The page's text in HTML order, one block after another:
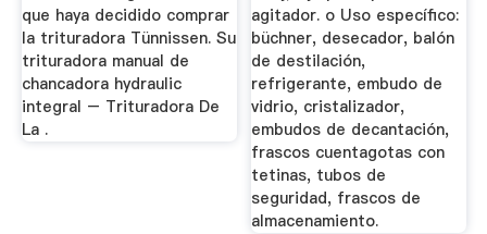
que haya decidido comprar
la trituradora Tünnissen. Su
trituradora manual de
chancadora hydraulic
integral – Trituradora De
La .
agitador. o Uso específico:
büchner, desecador, balón
de destilación,
refrigerante, embudo de
vidrio, cristalizador,
embudos de decantación,
frascos cuentagotas con
tetinas, tubos de
seguridad, frascos de
almacenamiento.